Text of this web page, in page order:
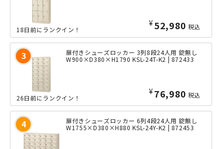
¥ 52,980 税込
18日前にランクイン！
扉付きシューズロッカー 3列8段24人用 錠無し
W900×D380×H1790 KSL-24T-K2 | 872433
¥ 76,980 税込
26日前にランクイン！
扉付きシューズロッカー 6列4段24人用 錠無し
W1755×D380×H880 KSL-24Y-K2 | 872453